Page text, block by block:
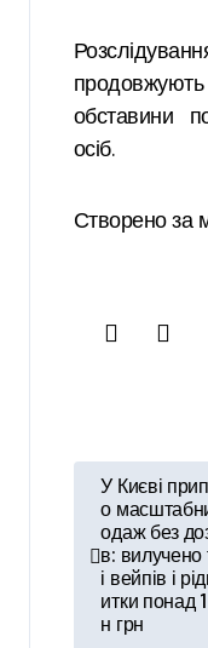
обставини
осіб.
Створено за
в
У Києві
о
одаж без
в: вилучено
і вейпів і
итки понад
н грн